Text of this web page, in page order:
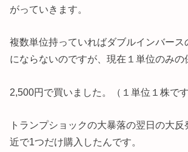
がっていきます。
複数単位持っていればダブルインバース
にならないのですが、現在１単位のみの
2,500円で買いました。（１単位１株です
トランプショックの大暴落の翌日の大
近で1つだけ購入したんです。